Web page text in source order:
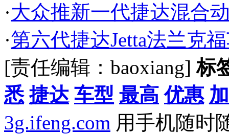
·大众推新一代捷达混合
·第六代捷达Jetta法兰克
[责任编辑：baoxiang]标
悉 捷达 车型 最高 优惠
3g.ifeng.com 用手机随时